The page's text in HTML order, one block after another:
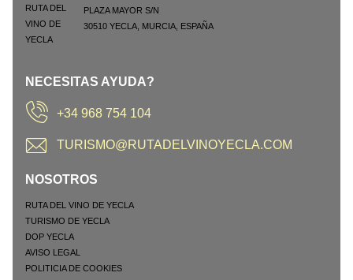
PLAZA MAYOR S/N
30510 YECLA, MURCIA, ESPAÑA
NECESITAS AYUDA?
+34 968 754 104
TURISMO@RUTADELVINOYECLA.COM
NOSOTROS
RUTA DEL VINO DE YECLA
TURISMO DE YECLA
DOP YECLA
AVISO LEGAL
POLITICIA DE COOKIES